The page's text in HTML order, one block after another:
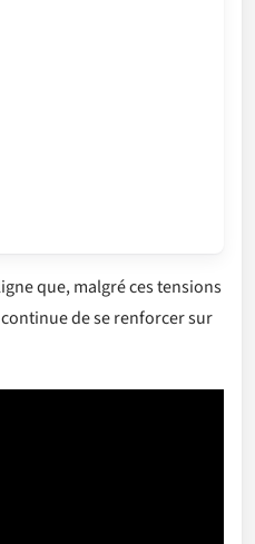
que, malgré ces tensions
de se renforcer sur